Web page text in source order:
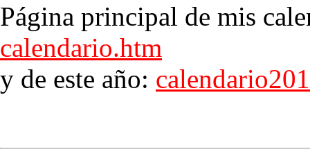
Página principal de mis
calendario.htm
y de este año: